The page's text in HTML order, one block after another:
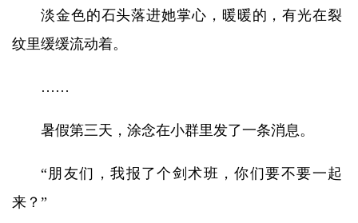
淡金色的石头落进她掌心，暖暖的，有光在裂
纹里缓缓流动着。
……
暑假第三天，涂念在小群里发了一条消息。
“朋友们，我报了个剑术班，你们要不要一起
来？”